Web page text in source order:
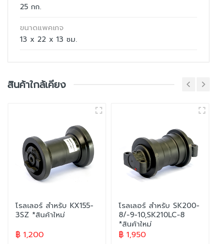
25 กก.
ขนาดแพคเกจ
13 x 22 x 13 ซม.
รายละเอียด
- ลูกกลิ้งล่าง, ชิ้นส่วนช่วงล่างของรถขุด
- ความยาววงนอก: 183 mm
- เส้นผ่านศูนย์กลางรู: 14 mm
- ระยะรู: 202 mm
- ขนาดรางโซ่: 110 mm
- สามารถใช้กับรุ่น KX163-5
- น้ำหนักสินค้า: 23 kg
สินค้าใกล้เคียง
โรลเลอร์ สำหรับ KX155-
3SZ *สินค้าใหม่
฿ 1,200
โรลเลอร์ สำหรับ SK200-
8/-9-10,SK210LC-8
*สินค้าใหม่
฿ 1,950